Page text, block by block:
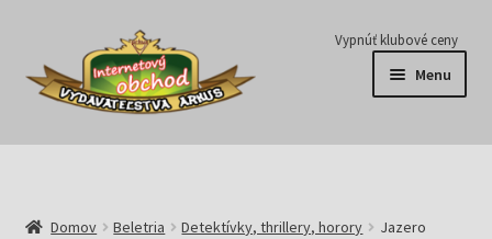
Preskočiť
navigáciu
Preskočiť
obsah
Vypnúť klubové ceny
Menu
Série
Domov Beletria Detektívky, thrillery, horory
Jazero